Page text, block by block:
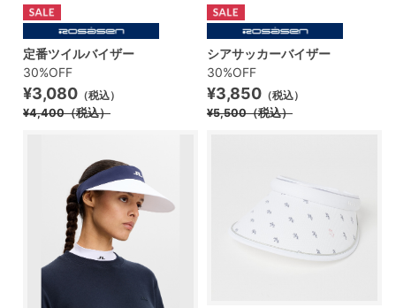
定番ツイルバイザー
30%OFF
¥3,080 （税込）
¥4,400（税込）
シアサッカーバイザー
30%OFF
¥3,850 （税込）
¥5,500（税込）